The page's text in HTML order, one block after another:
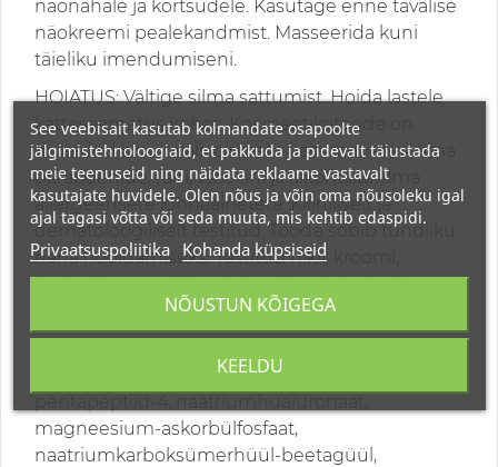
näonahale ja kortsudele. Kasutage enne tavalise
näokreemi pealekandmist. Masseerida kuni
täieliku imendumiseni.
HOIATUS: Vältige silma sattumist. Hoida lastele
kättesaamatus kohas. Kosmeetikatoode on
mõeldud ainult välispidiseks kasutamiseks. Ilma
parabeenide, räni, vaseliini ja alkoholita. Ilma
allergeensete lõhnaaineteta. Kliiniliselt ja
dematoloogiliselt testitud. Toode sobib tundliku
naha hooldamiseks. Testitud nikli, kroomi,
koobalti, arseeni, kaadmiumi ja elavhõbeda
atsetüül-oktapeptiid-3, palmitoüül-
magneesium-askorbülfosfaat,
naatriumkarboksümerhüül-beetagüül,
See veebisait kasutab kolmandate osapoolte
jälgimistehnoloogiaid, et pakkuda ja pidevalt täiustada
meie teenuseid ning näidata reklaame vastavalt
kasutajate huvidele. Olen nõus ja võin oma nõusoleku igal
ajal tagasi võtta või seda muuta, mis kehtib edaspidi.
Privaatsuspoliitika Kohanda küpsiseid
KEELDU
NÕUSTUN KÕIGEGA